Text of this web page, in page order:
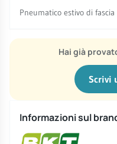
Pneumatico estivo di
Hai già
Scrivi
Informazioni sul